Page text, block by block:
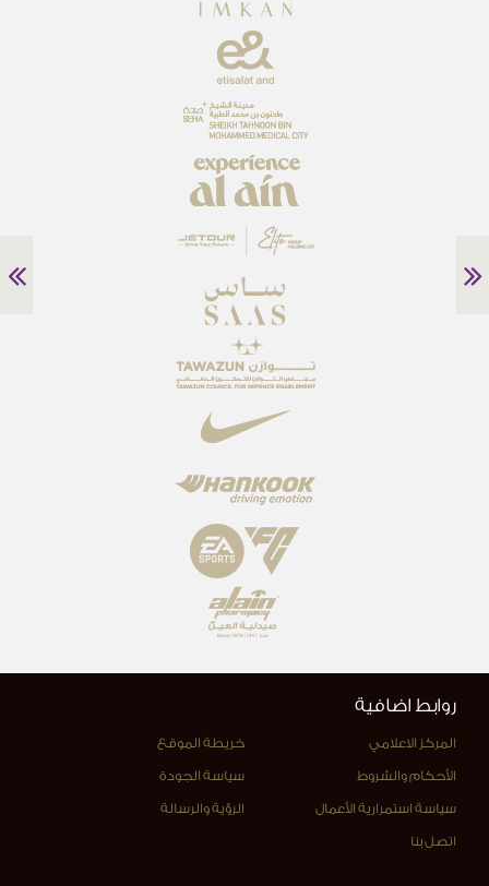
روابط اضافية
المركز الاعلامي خريطة الموقع
الأحكام والشروط سياسة الجودة
سياسة استمرارية الأعمال الرؤية والرسالة
اتصل بنا